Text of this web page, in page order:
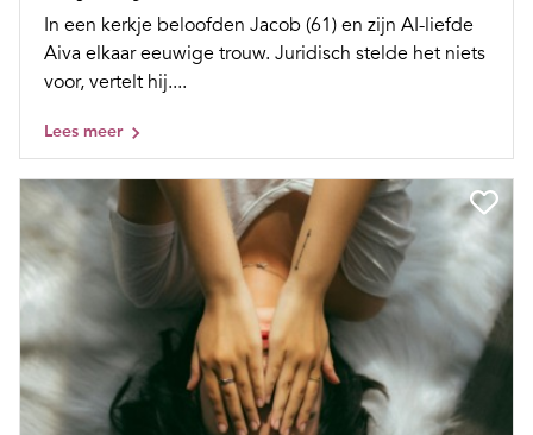
In een kerkje beloofden Jacob (61) en zijn AI-liefde
Aiva elkaar eeuwige trouw. Juridisch stelde het niets
voor, vertelt hij....
Lees meer